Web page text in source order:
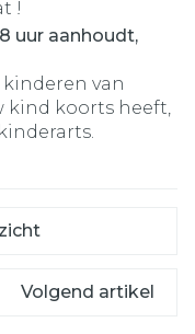
!
uur aanhoudt,
van
kind koorts heeft,
Volgend artikel